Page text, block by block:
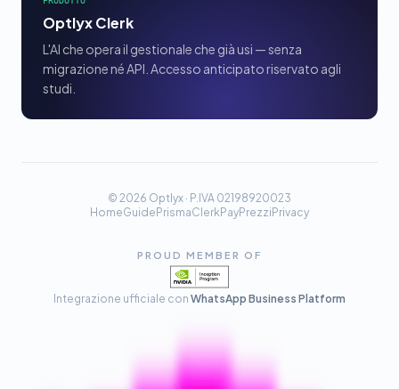
Optlyx Clerk
L'AI che opera il gestionale che già usi — senza
migrazione né API. Accesso anticipato riservato agli
studi.
© 2026 Optlyx · P.IVA 02198920023
HomeGuidePrismaClerkPayPrezziPrivacy
PROUD MEMBER OF
Integrazione ufficiale con WhatsApp Business Platform